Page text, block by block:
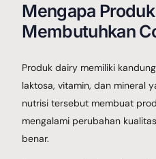
Mengapa
Membutuhkan
Produk dairy memiliki
laktosa, vitamin, dan mineral
nutrisi tersebut membuat
mengalami perubahan
benar.